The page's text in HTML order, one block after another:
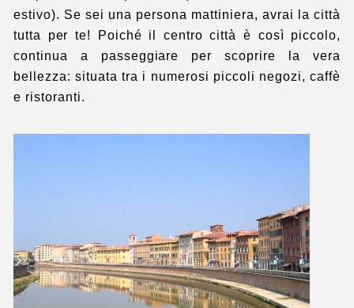
estivo). Se sei una persona mattiniera, avrai la città
tutta per te! Poiché il centro città è così piccolo,
continua a passeggiare per scoprire la vera
bellezza: situata tra i numerosi piccoli negozi, caffè
e ristoranti.